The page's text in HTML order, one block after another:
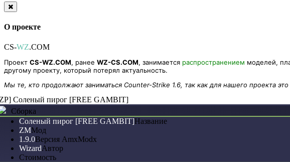
О проекте
CS-WZ.COM
Проект CS-WZ.COM, ранее WZ-CS.COM, занимается распространением моделей,
другому проекту, который потерял актуальность.
Мы те, кто продолжают заниматься Counter-Strike 1.6, так как для нашего проекта это
Соленый пирог [FREE GAMBIT]
Сборка
Соленый пирог [FREE GAMBIT]Название
ZMМод
1.9.0Версия AmxModx
WizardАвтор
Стоимость